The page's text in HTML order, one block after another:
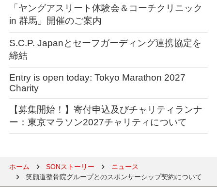
「ヤングアスリート体験会＆コーチクリニック
in 群馬」開催のご案内
S.C.P. Japanとセーフガーディング連携協定を
締結
Entry is open today: Tokyo Marathon 2027
Charity
【募集開始！】寄付申込及びチャリティランナ
ー：東京マラソン2027チャリティについて
ホーム SONストーリー
ニュース
笑顔道整骨院グループとのスポンサーシップ契約について